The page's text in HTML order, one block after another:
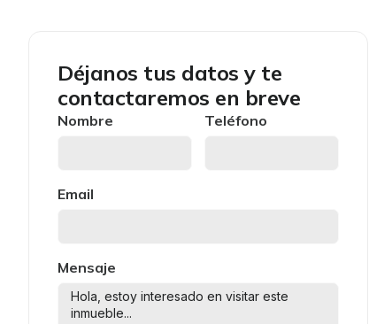
Déjanos tus datos y te
contactaremos en breve
Nombre Teléfono
Email
Mensaje